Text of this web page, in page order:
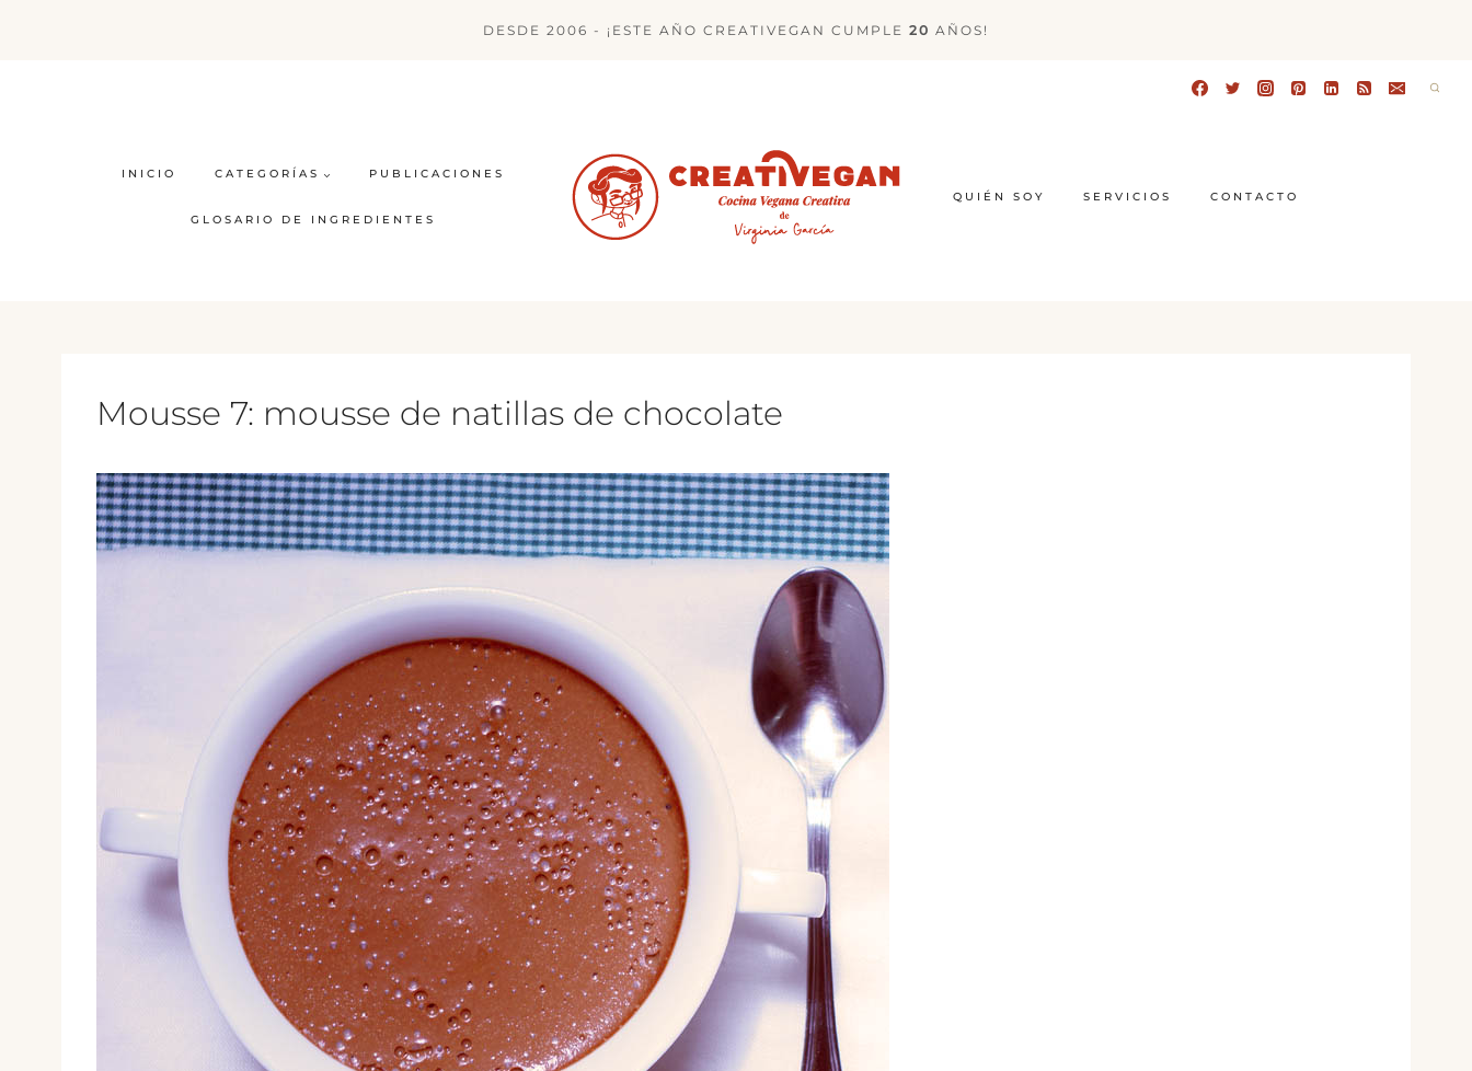
DESDE 2006 - ¡ESTE AÑO CREATIVEGAN CUMPLE 20 AÑOS!
INICIO CATEGORÍAS PUBLICACIONES
GLOSARIO DE INGREDIENTES
QUIÉN SOY SERVICIOS CONTACTO
Mousse 7: mousse de natillas de chocolate